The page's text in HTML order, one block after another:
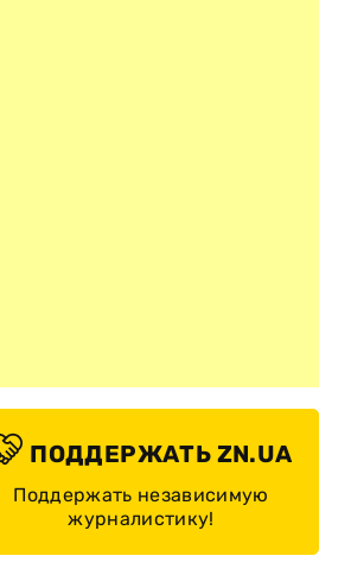
ПОДДЕРЖАТЬ ZN.UA
Поддержать независимую
журналистику!